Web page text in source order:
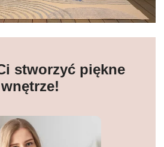
stworzyć piękne
wnętrze!